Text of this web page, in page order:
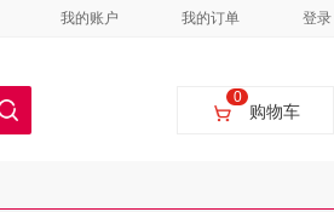
我的账户 我的订单 登录
购物车
0